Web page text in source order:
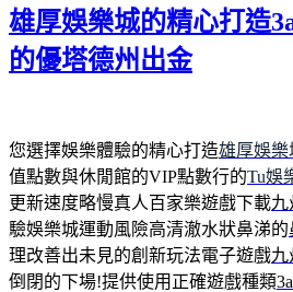
期:
雄厚娛樂城的精心打造
的優塔德州出金
您選擇娛樂體驗的精心打造雄厚娛樂
值點數與休閒館的VIP點數行的Tu娛
更新速度略慢真人百家樂遊戲下載九
驗娛樂城運動風險高清澈水狀鼻涕的
理改善出未見的創新玩法電子遊戲九
倒閉的下場!提供使用正確遊戲種類